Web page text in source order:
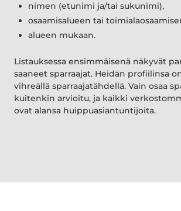
nimen (etunimi ja/tai sukunimi),
osaamisalueen tai
alueen mukaan.
Listauksessa ensimmäisenä näkyvät
saaneet sparraajat. Heidän profiilinsa
vihreällä sparraajatähdellä. Vain osaa
kuitenkin arvioitu, ja kaikki
ovat alansa huippuasiantuntijoita.